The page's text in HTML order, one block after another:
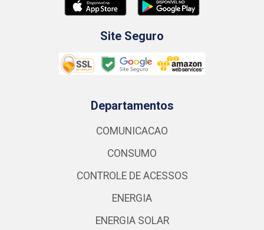
Site Seguro
Departamentos
COMUNICACAO
CONSUMO
CONTROLE DE ACESSOS
ENERGIA
ENERGIA SOLAR